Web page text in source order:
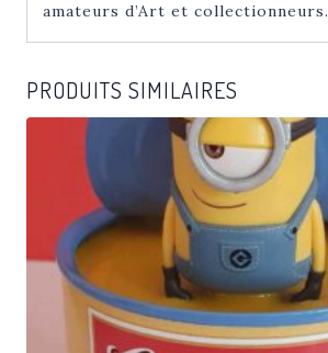
amateurs d’Art et collectionneurs.
PRODUITS SIMILAIRES